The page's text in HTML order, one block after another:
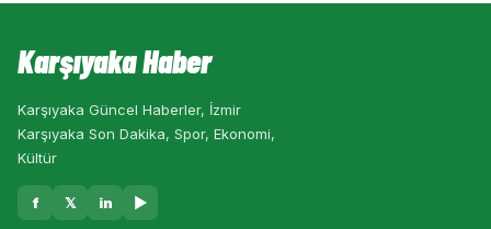
Karşıyaka Haber
Karşıyaka Güncel Haberler, İzmir
Karşıyaka Son Dakika, Spor, Ekonomi,
Kültür
f 𝕏 in ▶